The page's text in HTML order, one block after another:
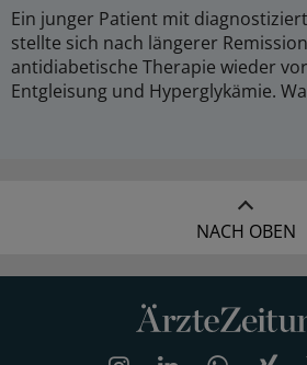
Ein junger Patient mit
stellte sich nach längerer
antidiabetische Therapie wieder
Entgleisung und Hyperglykämie.
NACH OBEN